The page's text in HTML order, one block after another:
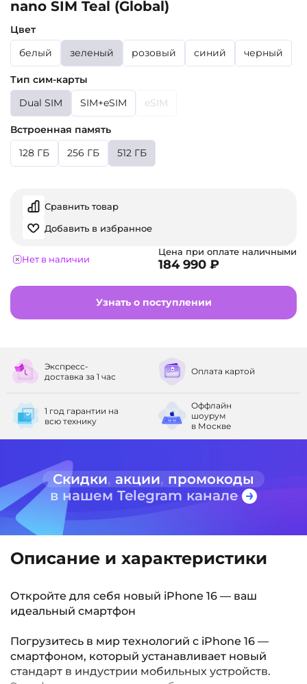
nano SIM Teal (Global)
Цвет
белый
зеленый розовый синий черный
Тип сим-карты
Dual SIM
SIM+eSIM eSIM
Встроенная память
128 ГБ
256 ГБ 512 ГБ
Сравнить товар
Добавить в избранное
Нет в наличии
Цена при оплате наличными
184 990 ₽
Узнать о поступлении
Экспресс-
доставка за 1 час Оплата картой
1 год гарантии на
всю технику
Оффлайн
шоурум
в Москве
Скидки, акции, промокоды
в нашем Telegram канале
Описание и характеристики
Откройте для себя новый iPhone 16 — ваш
идеальный смартфон
Погрузитесь в мир технологий с iPhone 16 —
смартфоном, который устанавливает новый
стандарт в индустрии мобильных устройств.